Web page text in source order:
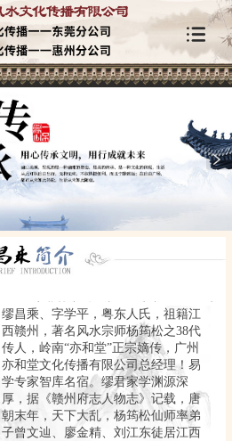
缪昌乘、字学平，粤东人氏，祖籍江
西赣州，著名风水宗师杨筠松之38代
传人，岭南“亦和堂”正宗嫡传，广州
亦和堂文化传播有限公司总经理！易
学专家智库名宿。缪君家学渊源深
厚，据《赣州府志人物志》记载，唐
朝末年，天下大乱，杨筠松仙师率弟
子曾文辿、廖金精、刘江东徒居江西